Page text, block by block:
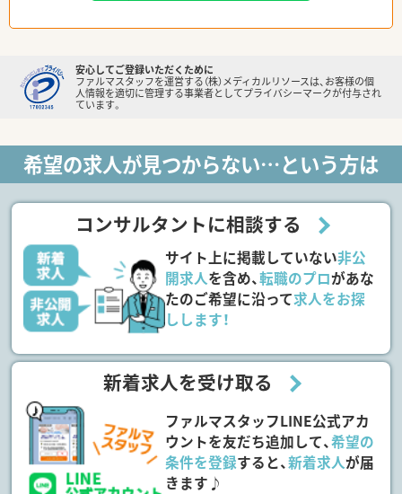
安心してご登録いただくために
ファルマスタッフを運営する（株）メディカルリソースは、お客様の個
人情報を適切に管理する事業者としてプライバシーマークが付与され
ています。
希望の求人が見つからない…という方は
コンサルタントに相談する
サイト上に掲載していない非公
開求人を含め、転職のプロがあな
たのご希望に沿って求人をお探
しします！
新着求人を受け取る
ファルマスタッフLINE公式アカ
ウントを友だち追加して、希望の
条件を登録すると、新着求人が届
きます♪